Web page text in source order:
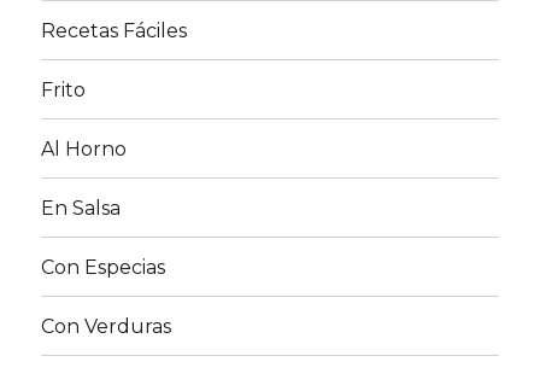
Recetas Fáciles
Frito
Al Horno
En Salsa
Con Especias
Con Verduras